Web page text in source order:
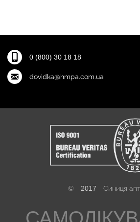
0 (800) 30 18 18
dovidka@hmpa.com.ua
© 2017 Синиця